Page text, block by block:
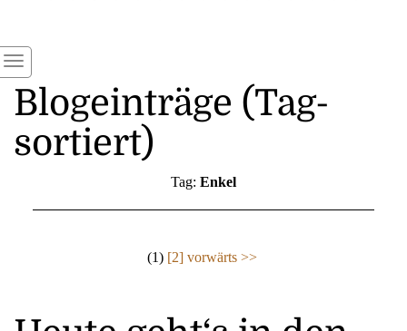
Blogeinträge (Tag-
sortiert)
Tag: Enkel
(1) [2] vorwärts >>